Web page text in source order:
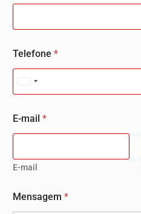
Telefone *
United States +1
E-mail *
E-mail
Mensagem *